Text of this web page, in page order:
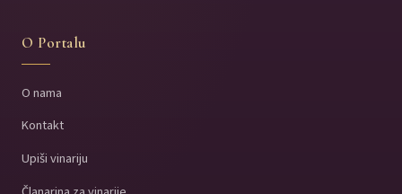
O Portalu
O nama
Kontakt
Upiši vinariju